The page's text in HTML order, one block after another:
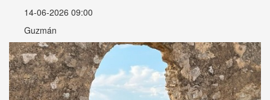
14-06-2026 09:00
Guzmán